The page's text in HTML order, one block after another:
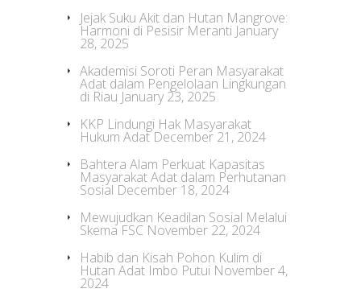
Jejak Suku Akit dan Hutan Mangrove:
Harmoni di Pesisir Meranti January
28, 2025
Akademisi Soroti Peran Masyarakat
Adat dalam Pengelolaan Lingkungan
di Riau January 23, 2025
KKP Lindungi Hak Masyarakat
Hukum Adat December 21, 2024
Bahtera Alam Perkuat Kapasitas
Masyarakat Adat dalam Perhutanan
Sosial December 18, 2024
Mewujudkan Keadilan Sosial Melalui
Skema FSC November 22, 2024
Habib dan Kisah Pohon Kulim di
Hutan Adat Imbo Putui November 4,
2024